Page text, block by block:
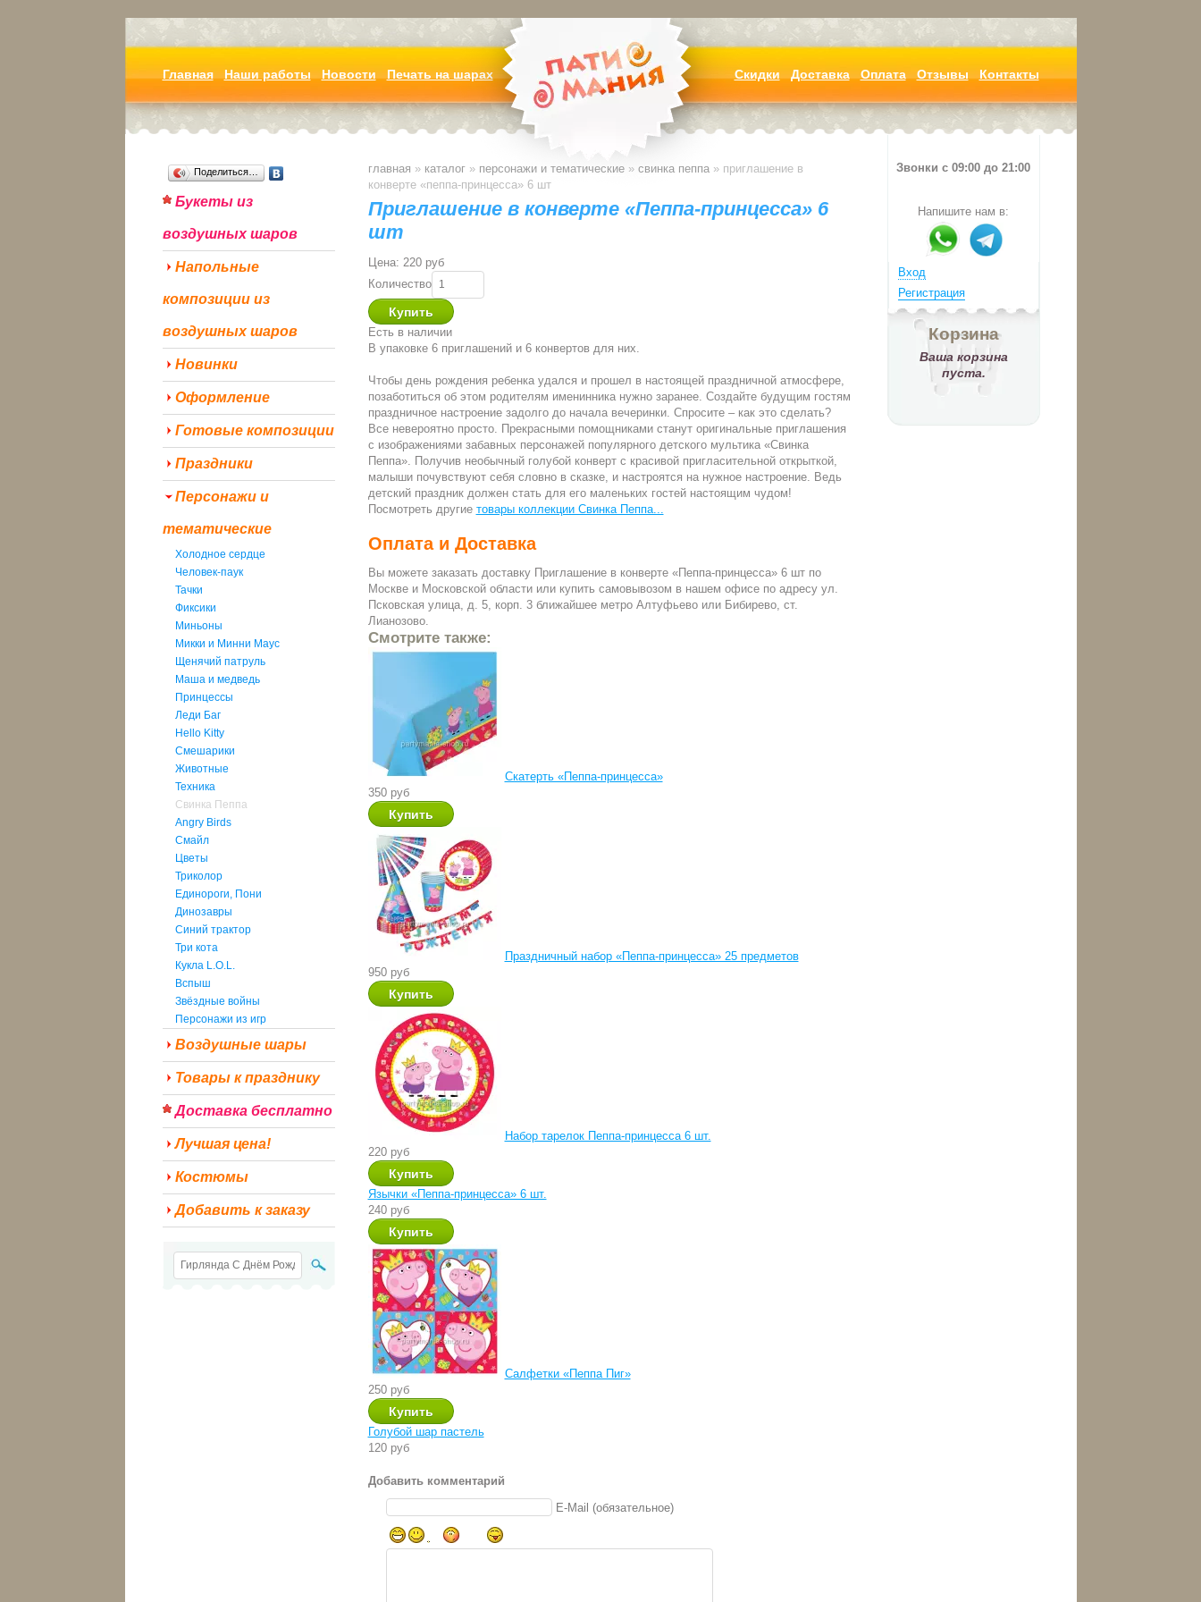
Главная Наши работы Новости Печать на шарах Скидки Доставка Оплата Отзывы Контакты
Звонки с 09:00 до 21:00
Напишите нам в:
Вход
Регистрация
Корзина
Ваша корзина
пуста.
Поделиться…
Букеты из
воздушных шаров
Напольные
композиции из
воздушных шаров
Новинки
Оформление
Готовые композиции
Праздники
Персонажи и
тематические
Холодное сердце
Человек-паук
Тачки
Фиксики
Миньоны
Микки и Минни Маус
Щенячий патруль
Маша и медведь
Принцессы
Леди Баг
Hello Kitty
Смешарики
Животные
Техника
Свинка Пеппа
Angry Birds
Смайл
Цветы
Триколор
Единороги, Пони
Динозавры
Синий трактор
Три кота
Кукла L.O.L.
Вспыш
Звёздные войны
Персонажи из игр
Воздушные шары
Товары к празднику
Доставка бесплатно
Лучшая цена!
Костюмы
Добавить к заказу
главная » каталог» персонажи и тематические» свинка пеппа» приглашение в
конверте «пеппа-принцесса» 6 шт
Приглашение в конверте «Пеппа-принцесса» 6
шт
Цена: 220 руб
Количество
Есть в наличии
В упаковке 6 приглашений и 6 конвертов для них.
Чтобы день рождения ребенка удался и прошел в настоящей праздничной атмосфере,
позаботиться об этом родителям именинника нужно заранее. Создайте будущим гостям
праздничное настроение задолго до начала вечеринки. Спросите – как это сделать?
Все невероятно просто. Прекрасными помощниками станут оригинальные приглашения
с изображениями забавных персонажей популярного детского мультика «Свинка
Пеппа». Получив необычный голубой конверт с красивой пригласительной открыткой,
малыши почувствуют себя словно в сказке, и настроятся на нужное настроение. Ведь
детский праздник должен стать для его маленьких гостей настоящим чудом!
Посмотреть другие товары коллекции Свинка Пеппа...
Оплата и Доставка
Вы можете заказать доставку Приглашение в конверте «Пеппа-принцесса» 6 шт по
Москве и Московской области или купить самовывозом в нашем офисе по адресу ул.
Псковская улица, д. 5, корп. 3 ближайшее метро Алтуфьево или Бибирево, ст.
Лианозово.
Смотрите также:
Скатерть «Пеппа-принцесса»
350 руб
Праздничный набор «Пеппа-принцесса» 25 предметов
950 руб
Набор тарелок Пеппа-принцесса 6 шт.
220 руб
Язычки «Пеппа-принцесса» 6 шт.
240 руб
Салфетки «Пеппа Пиг»
250 руб
Голубой шар пастель
120 руб
Добавить комментарий
E-Mail (обязательное)